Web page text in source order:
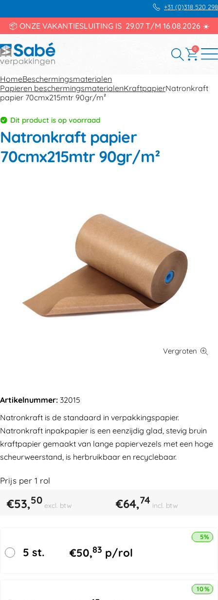
+31 (0)318 520 298
📦 ONZE VAKANTIESLUITING IS 29.07 T/M 16.08.2026 ☀️
0
HomeBeschermingsmaterialen
Papieren beschermingsmaterialenKraftpapierNatronkraft
papier 70cmx215mtr 90gr/m²
Dit product is op voorraad
Natronkraft papier
70cmx215mtr 90gr/m²
Artikelnummer: 32015
Natronkraft is de standaard in verpakkingspapier.
Natronkraft inpakpapier is een eenzijdig glad, stevig bruin
kraftpapier gemaakt van lange papiervezels met een hoge
scheurweerstand, is herbruikbaar en recyclebaar.
Prijs per 1 rol
€53,50 excl. btw €64,74 incl. btw
5 st. €50,83 p/rol
5%
10%